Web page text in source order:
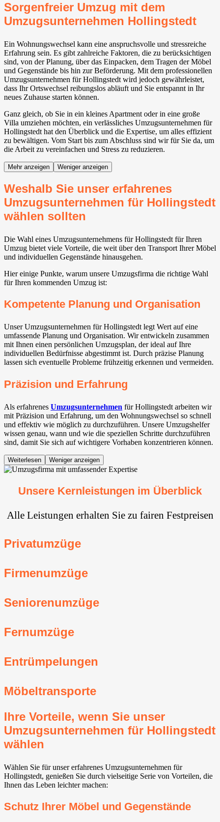
Sorgenfreier Umzug mit dem
Umzugsunternehmen Hollingstedt
Ein Wohnungswechsel kann eine anspruchsvolle und stressreiche
Erfahrung sein. Es gibt zahlreiche Faktoren, die zu berücksichtigen
sind, von der Planung, über das Einpacken, dem Tragen der Möbel
und Gegenstände bis hin zur Beförderung. Mit dem professionellen
Umzugsunternehmen für Hollingstedt wird jedoch gewährleistet,
dass Ihr Ortswechsel reibungslos abläuft und Sie entspannt in Ihr
neues Zuhause starten können.
Ganz gleich, ob Sie in ein kleines Apartment oder in eine große
Villa umziehen möchten, ein verlässliches Umzugsunternehmen für
Hollingstedt hat den Überblick und die Expertise, um alles effizient
zu bewältigen. Vom Start bis zum Abschluss sind wir für Sie da, um
die Arbeit zu vereinfachen und Stress zu reduzieren.
Mehr anzeigen Weniger anzeigen
Weshalb Sie unser erfahrenes
Umzugsunternehmen für Hollingstedt
wählen sollten
Die Wahl eines Umzugsunternehmens für Hollingstedt für Ihren
Umzug bietet viele Vorteile, die weit über den Transport Ihrer Möbel
und individuellen Gegenstände hinausgehen.
Hier einige Punkte, warum unsere Umzugsfirma die richtige Wahl
für Ihren kommenden Umzug ist:
Kompetente Planung und Organisation
Unser Umzugsunternehmen für Hollingstedt legt Wert auf eine
umfassende Planung und Organisation. Wir entwickeln zusammen
mit Ihnen einen persönlichen Umzugsplan, der ideal auf Ihre
individuellen Bedürfnisse abgestimmt ist. Durch präzise Planung
lassen sich eventuelle Probleme frühzeitig erkennen und vermeiden.
Präzision und Erfahrung
Als erfahrenes Umzugsunternehmen für Hollingstedt arbeiten wir
mit Präzision und Erfahrung, um den Wohnungswechsel so schnell
und effektiv wie möglich zu durchzuführen. Unsere Umzugshelfer
wissen genau, wann und wie die speziellen Schritte durchzuführen
sind, damit Sie sich auf wichtigere Vorhaben konzentrieren können.
Weiterlesen Weniger anzeigen
Unsere Kernleistungen im Überblick
Alle Leistungen erhalten Sie zu fairen Festpreisen
Privatumzüge
Firmenumzüge
Seniorenumzüge
Fernumzüge
Entrümpelungen
Möbeltransporte
Ihre Vorteile, wenn Sie unser
Umzugsunternehmen für Hollingstedt
wählen
Wählen Sie für unser erfahrenes Umzugsunternehmen für
Hollingstedt, genießen Sie durch vielseitige Serie von Vorteilen, die
Ihnen das Leben leichter machen:
Schutz Ihrer Möbel und Gegenstände